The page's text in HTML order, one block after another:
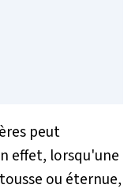
peut
effet, lorsqu'une
tousse ou éternue,